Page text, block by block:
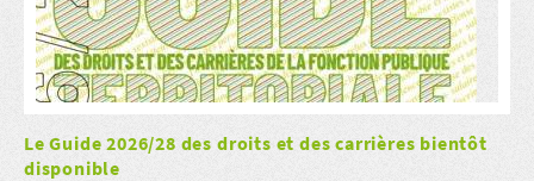
Le Guide 2026/28 des droits et des carrières bientôt
disponible